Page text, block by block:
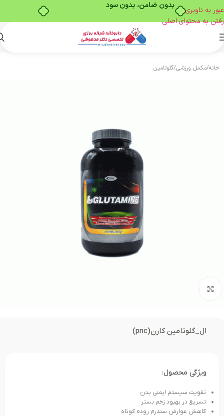
بدون ضامن، بدون سود
عبور به ناوبری
رفتن به محتوای اصلی
خانه/مکمل ورزشی/گلوتامین
بزرگنمایی تصویر
ال_گلوتامین کارن(pnc)
ویژگی محصول:
تقویت سیستم ایمنی بدن
تسریع در بهبود زخم بستر
کاهش عوارض سندرم روده کوتاه